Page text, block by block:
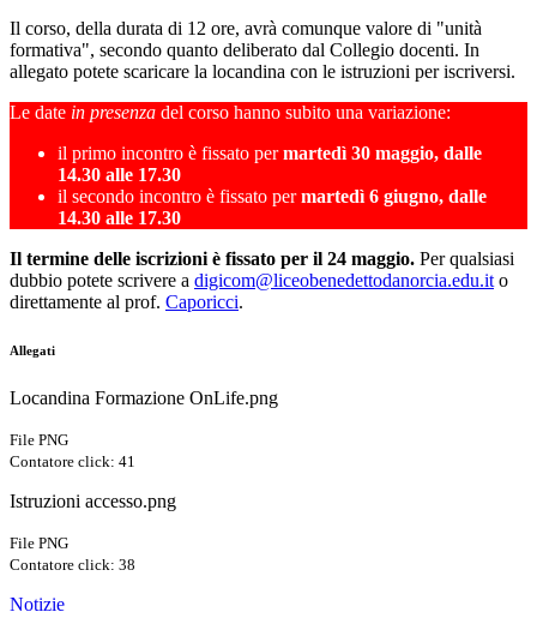
Il corso, della durata di 12 ore, avrà comunque valore di "unità
formativa", secondo quanto deliberato dal Collegio docenti. In
allegato potete scaricare la locandina con le istruzioni per iscriversi.
Le date in presenza del corso hanno subito una variazione:
il primo incontro è fissato permartedì 30 maggio, dalle
14.30 alle 17.30
il secondo incontro è fissato permartedì 6 giugno, dalle
14.30 alle 17.30
Il termine delle iscrizioni è fissato per il 24 maggio. Per qualsiasi
dubbio potete scrivere a digicom@liceobenedettodanorcia.edu.it o
direttamente al prof. Caporicci.
Allegati
Locandina Formazione OnLife.png
File PNG
Contatore click: 41
Istruzioni accesso.png
File PNG
Contatore click: 38
Notizie